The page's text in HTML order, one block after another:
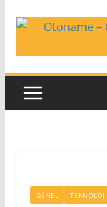
GENEL TEKNOLOJI